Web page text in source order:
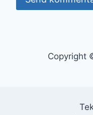
Copyright